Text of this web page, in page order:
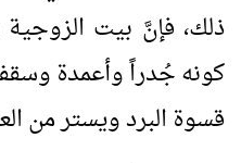
ذلك، فإنَّ بيت
كونه جُدراً وأعمدة
قسوة البرد ويستر من